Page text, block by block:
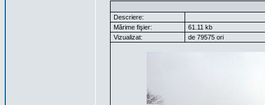
Descriere:
Mărime fişier:
61.11 kb
Vizualizat:
de 79575 ori